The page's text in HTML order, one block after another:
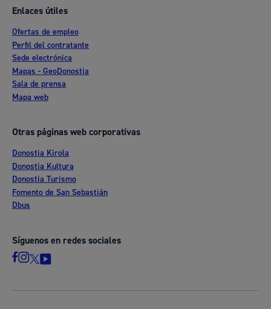
Enlaces útiles
Ofertas de empleo
Perfil del contratante
Sede electrónica
Mapas - GeoDonostia
Sala de prensa
Mapa web
Otras páginas web corporativas
Donostia Kirola
Donostia Kultura
Donostia Turismo
Fomento de San Sebastián
Dbus
Síguenos en redes sociales